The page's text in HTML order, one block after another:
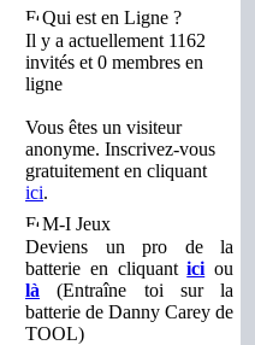
Qui est en Ligne ?
Il y a actuellement 1162
invités et 0 membres en
ligne
Vous êtes un visiteur
anonyme. Inscrivez-vous
gratuitement en cliquant
ici.
M-I Jeux
Deviens un pro de la
batterie en cliquantici ou
là (Entraîne toi sur la
batterie de Danny Carey de
TOOL)